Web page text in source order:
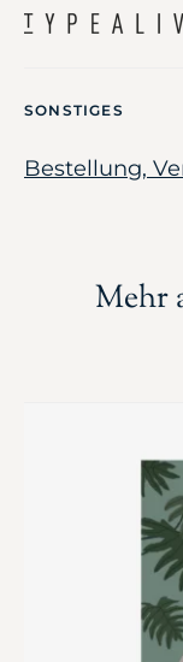
SONSTIGES
Bestellung,
Mehr